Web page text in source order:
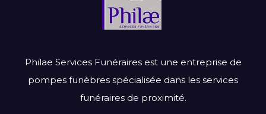
Philae Services Funéraires est une entreprise de
pompes funèbres spécialisée dans les services
funéraires de proximité.